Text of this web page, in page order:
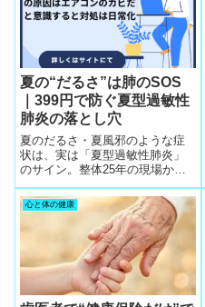
夏の“だるさ”は肺のSOS
｜399円で防ぐ夏型過敏性
肺炎の落とし穴
夏のだるさ・夏風邪のような症
状は、実は「夏型過敏性肺炎」
のサイン。整体25年の現場か
ら、肺を守るための399円ででき
る予防習慣を紹介します。
心と体の健康